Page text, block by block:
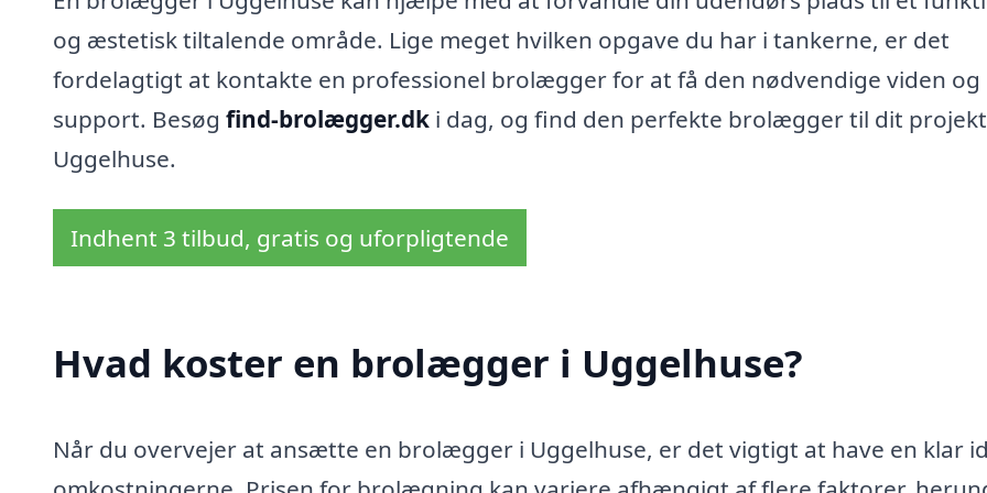
og æstetisk tiltalende område. Lige meget hvilken opgave du har i tankerne, er det
fordelagtigt at kontakte en professionel brolægger for at få den nødvendige viden og
support. Besøg find-brolægger.dk i dag, og find den perfekte brolægger til dit
Uggelhuse.
Indhent 3 tilbud, gratis og uforpligtende
Hvad koster en brolægger i Uggelhuse?
Når du overvejer at ansætte en brolægger i Uggelhuse, er det vigtigt at have en klar